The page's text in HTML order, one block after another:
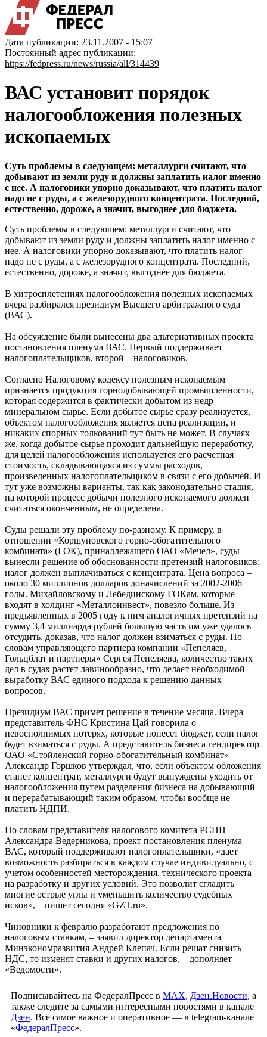
Дата публикации: 23.11.2007 - 15:07
Постоянный адрес публикации:
https://fedpress.ru/news/russia/all/314439
ВАС установит порядок
налогообложения полезных
ископаемых
Суть проблемы в следующем: металлурги считают, что
добывают из земли руду и должны заплатить налог именно
с нее. А налоговики упорно доказывают, что платить налог
надо не с руды, а с железорудного концентрата. Последний,
естественно, дороже, а значит, выгоднее для бюджета.
Суть проблемы в следующем: металлурги считают, что
добывают из земли руду и должны заплатить налог именно с
нее. А налоговики упорно доказывают, что платить налог
надо не с руды, а с железорудного концентрата. Последний,
естественно, дороже, а значит, выгоднее для бюджета.
В хитросплетениях налогообложения полезных ископаемых
вчера разбирался президиум Высшего арбитражного суда
(ВАС).
На обсуждение были вынесены два альтернативных проекта
постановления пленума ВАС. Первый поддерживает
налогоплательщиков, второй – налоговиков.
Согласно Налоговому кодексу полезным ископаемым
признается продукция горнодобывающей промышленности,
которая содержится в фактически добытом из недр
минеральном сырье. Если добытое сырье сразу реализуется,
объектом налогообложения является цена реализации, и
никаких спорных толкований тут быть не может. В случаях
же, когда добытое сырье проходит дальнейшую переработку,
для целей налогообложения используется его расчетная
стоимость, складывающаяся из суммы расходов,
произведенных налогоплательщиком в связи с его добычей. И
тут уже возможны варианты, так как законодательно стадия,
на которой процесс добычи полезного ископаемого должен
считаться оконченным, не определена.
Суды решали эту проблему по-разному. К примеру, в
отношении «Коршуновского горно-обогатительного
комбината» (ГОК), принадлежащего ОАО «Мечел», суды
вынесли решение об обоснованности претензий налоговиков:
налог должен выплачиваться с концентрата. Цена вопроса –
около 30 миллионов долларов доначислений за 2002-2006
годы. Михайловскому и Лебединскому ГОКам, которые
входят в холдинг «Металлоинвест», повезло больше. Из
предъявленных в 2005 году к ним аналогичных претензий на
сумму 3,4 миллиарда рублей большую часть им уже удалось
отсудить, доказав, что налог должен взиматься с руды. По
словам управляющего партнера компании «Пепеляев,
Гольцблат и партнеры» Сергея Пепеляева, количество таких
дел в судах растет лавинообразно, что делает необходимой
выработку ВАС единого подхода к решению данных
вопросов.
Президиум ВАС примет решение в течение месяца. Вчера
представитель ФНС Кристина Цай говорила о
невосполнимых потерях, которые понесет бюджет, если налог
будет взиматься с руды. А представитель бизнеса гендиректор
ОАО «Стойленский горно-обогатительный комбинат»
Александр Горшков утверждал, что, если объектом обложения
станет концентрат, металлурги будут вынуждены уходить от
налогообложения путем разделения бизнеса на добывающий
и перерабатывающий таким образом, чтобы вообще не
платить НДПИ.
По словам представителя налогового комитета РСПП
Александра Ведерникова, проект постановления пленума
ВАС, который поддерживают налогоплательщики, «дает
возможность разбираться в каждом случае индивидуально, с
учетом особенностей месторождения, технического проекта
на разработку и других условий. Это позволит сгладить
многие острые углы и уменьшить количество судебных
исков», – пишет сегодня «GZT.ru».
Чиновники к февралю разработают предложения по
налоговым ставкам, – заявил директор департамента
Минэкономразвития Андрей Клепач. Если решат снизить
НДС, то изменят ставки и других налогов, – дополняет
«Ведомости».
Подписывайтесь на ФедералПресс в МАХ, Дзен.Новости, а
также следите за самыми интересными новостями в канале
Дзен. Все самое важное и оперативное — в telegram-канале
«ФедералПресс».